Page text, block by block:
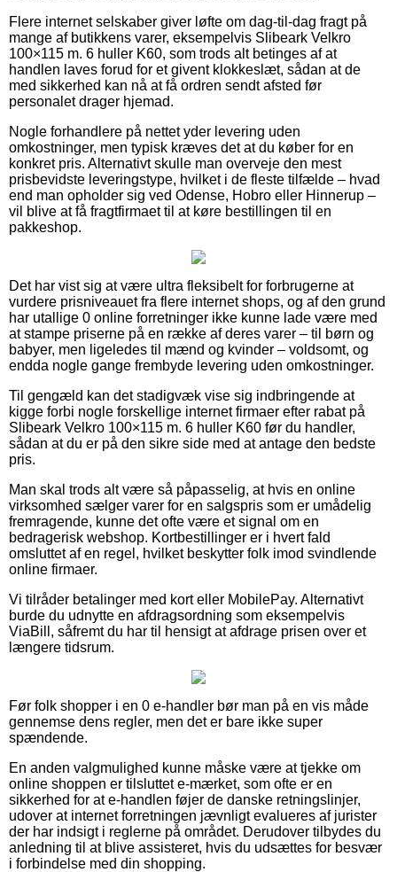
Flere internet selskaber giver løfte om dag-til-dag fragt på
mange af butikkens varer, eksempelvis Slibeark Velkro
100×115 m. 6 huller K60, som trods alt betinges af at
handlen laves forud for et givent klokkeslæt, sådan at de
med sikkerhed kan nå at få ordren sendt afsted før
personalet drager hjemad.
Nogle forhandlere på nettet yder levering uden
omkostninger, men typisk kræves det at du køber for en
konkret pris. Alternativt skulle man overveje den mest
prisbevidste leveringstype, hvilket i de fleste tilfælde – hvad
end man opholder sig ved Odense, Hobro eller Hinnerup –
vil blive at få fragtfirmaet til at køre bestillingen til en
pakkeshop.
Det har vist sig at være ultra fleksibelt for forbrugerne at
vurdere prisniveauet fra flere internet shops, og af den grund
har utallige 0 online forretninger ikke kunne lade være med
at stampe priserne på en række af deres varer – til børn og
babyer, men ligeledes til mænd og kvinder – voldsomt, og
endda nogle gange frembyde levering uden omkostninger.
Til gengæld kan det stadigvæk vise sig indbringende at
kigge forbi nogle forskellige internet firmaer efter rabat på
Slibeark Velkro 100×115 m. 6 huller K60 før du handler,
sådan at du er på den sikre side med at antage den bedste
pris.
Man skal trods alt være så påpasselig, at hvis en online
virksomhed sælger varer for en salgspris som er umådelig
fremragende, kunne det ofte være et signal om en
bedragerisk webshop. Kortbestillinger er i hvert fald
omsluttet af en regel, hvilket beskytter folk imod svindlende
online firmaer.
Vi tilråder betalinger med kort eller MobilePay. Alternativt
burde du udnytte en afdragsordning som eksempelvis
ViaBill, såfremt du har til hensigt at afdrage prisen over et
længere tidsrum.
Før folk shopper i en 0 e-handler bør man på en vis måde
gennemse dens regler, men det er bare ikke super
spændende.
En anden valgmulighed kunne måske være at tjekke om
online shoppen er tilsluttet e-mærket, som ofte er en
sikkerhed for at e-handlen føjer de danske retningslinjer,
udover at internet forretningen jævnligt evalueres af jurister
der har indsigt i reglerne på området. Derudover tilbydes du
anledning til at blive assisteret, hvis du udsættes for besvær
i forbindelse med din shopping.